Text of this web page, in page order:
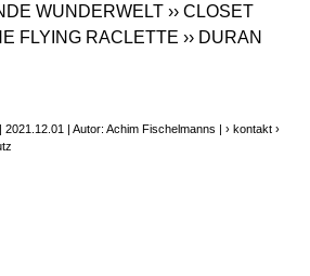
WUNDERWELT ›› CLOSET
FLYING RACLETTE ›› DURAN
| Autor: Achim Fischelmanns |› kontakt ›